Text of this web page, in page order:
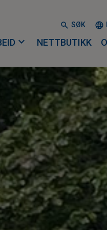
SØK
expand_more NETTBUTIKK